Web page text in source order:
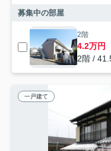
募集中の部屋
2階
4.2万円
2階 /
一戸建て